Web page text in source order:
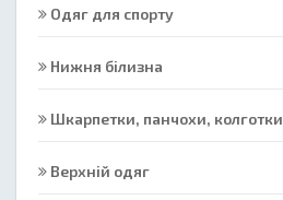
Одяг для спорту
Нижня білизна
Шкарпетки, панчохи, колготки
Верхній одяг